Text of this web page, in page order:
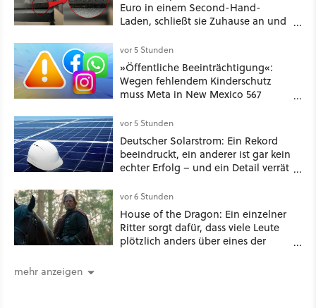
Euro in einem Second-Hand-
Laden, schließt sie Zuhause an und
funktionierende PlayStation [Best of
GameStar]
vor 5 Stunden
»Öffentliche Beeinträchtigung«:
Wegen fehlendem Kinderschutz
muss Meta in New Mexico 567
vor 5 Stunden
Deutscher Solarstrom: Ein Rekord
beeindruckt, ein anderer ist gar kein
echter Erfolg – und ein Detail verrät
jede Zahl
vor 6 Stunden
House of the Dragon: Ein einzelner
Ritter sorgt dafür, dass viele Leute
plötzlich anders über eines der
mehr anzeigen